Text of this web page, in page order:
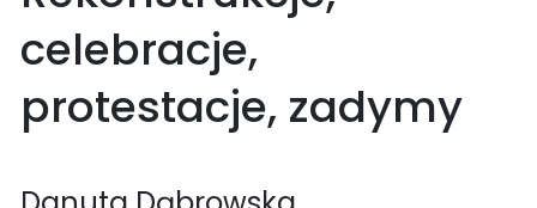
celebracje,
protestacje, zadymy